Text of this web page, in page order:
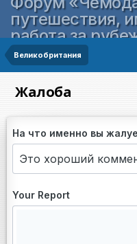
путешествия,
работа за
Великобритания
Жалоба
На что именно вы
Your Report